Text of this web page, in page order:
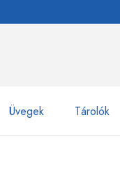
Üvegek Tárolók